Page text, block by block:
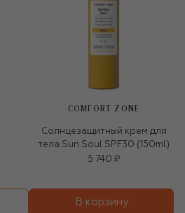
COMFORT ZONE
Солнцезащитный крем для
тела Sun Soul SPF30 (150ml)
5 740 ₽
В корзину